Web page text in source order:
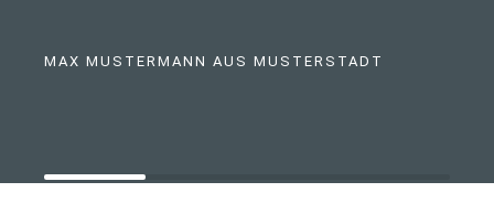
MAX MUSTERMANN AUS MUSTERSTADT